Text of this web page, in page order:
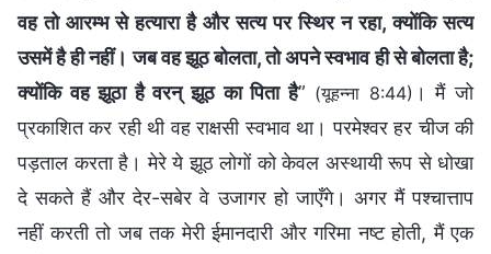
वह तो आरम्भ से हत्यारा है और सत्य पर स्थिर न रहा, क्योंकि सत्य
उसमें है ही नहीं। जब वह झूठ बोलता, तो अपने स्वभाव ही से बोलता है;
क्योंकि वह झूठा है वरन् झूठ का पिता है” (यूहन्ना 8:44) । मैं जो
प्रकाशित कर रही थी वह राक्षसी स्वभाव था। परमेश्वर हर चीज की
पड़ताल करता है। मेरे ये झूठ लोगों को केवल अस्थायी रूप से धोखा
दे सकते हैं और देर-सबेर वे उजागर हो जाएँगे। अगर मैं पश्चात्ताप
नहीं करती तो जब तक मेरी ईमानदारी और गरिमा नष्ट होती, मैं एक